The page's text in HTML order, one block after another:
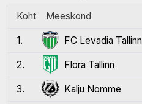
Koht Meeskond
1. FC Levadia Tallinn
2. Flora Tallinn
3. Kalju Nomme